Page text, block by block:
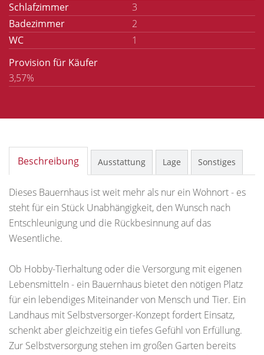
Schlafzimmer
3
Badezimmer
2
WC
1
Provision für Käufer
3,57%
Beschreibung Ausstattung Lage Sonstiges
Dieses Bauernhaus ist weit mehr als nur ein Wohnort - es
steht für ein Stück Unabhängigkeit, den Wunsch nach
Entschleunigung und die Rückbesinnung auf das
Wesentliche.
Ob Hobby-Tierhaltung oder die Versorgung mit eigenen
Lebensmitteln - ein Bauernhaus bietet den nötigen Platz
für ein lebendiges Miteinander von Mensch und Tier. Ein
Landhaus mit Selbstversorger-Konzept fordert Einsatz,
schenkt aber gleichzeitig ein tiefes Gefühl von Erfüllung.
Zur Selbstversorgung stehen im großen Garten bereits